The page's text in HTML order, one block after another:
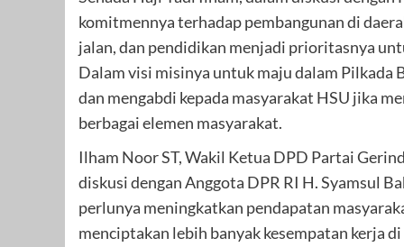
komitmennya terhadap pembangunan di
jalan, dan pendidikan menjadi prioritasnya
Dalam visi misinya untuk maju dalam Pilkada
dan mengabdi kepada masyarakat HSU jika
berbagai elemen masyarakat.
Ilham Noor ST, Wakil Ketua DPD Partai
diskusi dengan Anggota DPR RI H. Syamsul
perlunya meningkatkan pendapatan
menciptakan lebih banyak kesempatan kerja